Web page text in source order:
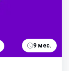
9 мес.